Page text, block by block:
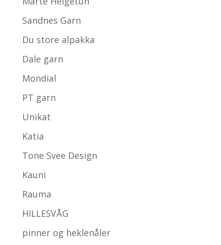
Sandnes Garn
Du store alpakka
Dale garn
Mondial
PT garn
Unikat
Katia
Tone Svee Design
Kauni
Rauma
HILLESVÅG
pinner og heklenåler